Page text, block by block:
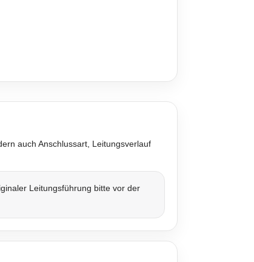
auch Anschlussart, Leitungsverlauf
Leitungsführung bitte vor der